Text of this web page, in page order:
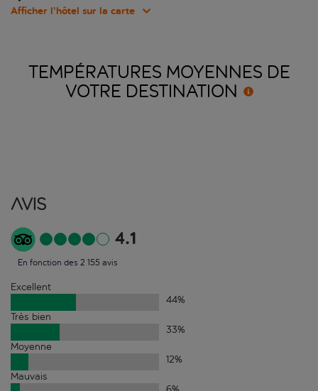
Afficher l’hôtel sur la carte
TEMPÉRATURES MOYENNES DE
VOTRE DESTINATION
Avis
4.1
En fonction des 2 155 avis
Excellent
44%
Très bien
33%
Moyenne
12%
Mauvais